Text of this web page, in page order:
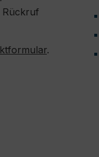
Rückruf
.